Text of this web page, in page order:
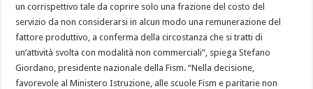
un corrispettivo tale da coprire solo una frazione del costo del
servizio da non considerarsi in alcun modo una remunerazione del
fattore produttivo, a conferma della circostanza che si tratti di
un’attività svolta con modalità non commerciali”, spiega Stefano
Giordano, presidente nazionale della Fism. “Nella decisione,
favorevole al Ministero Istruzione, alle scuole Fism e paritarie non